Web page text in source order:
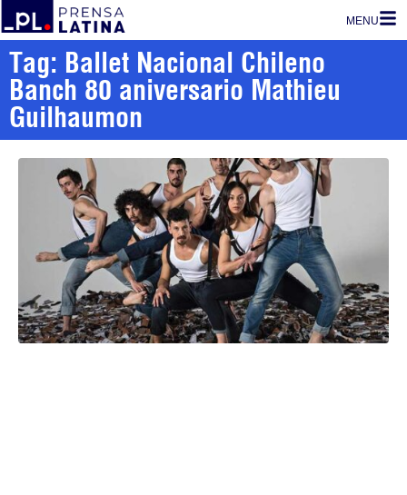
MENU
Tag: Ballet Nacional Chileno
Banch 80 aniversario Mathieu
Guilhaumon